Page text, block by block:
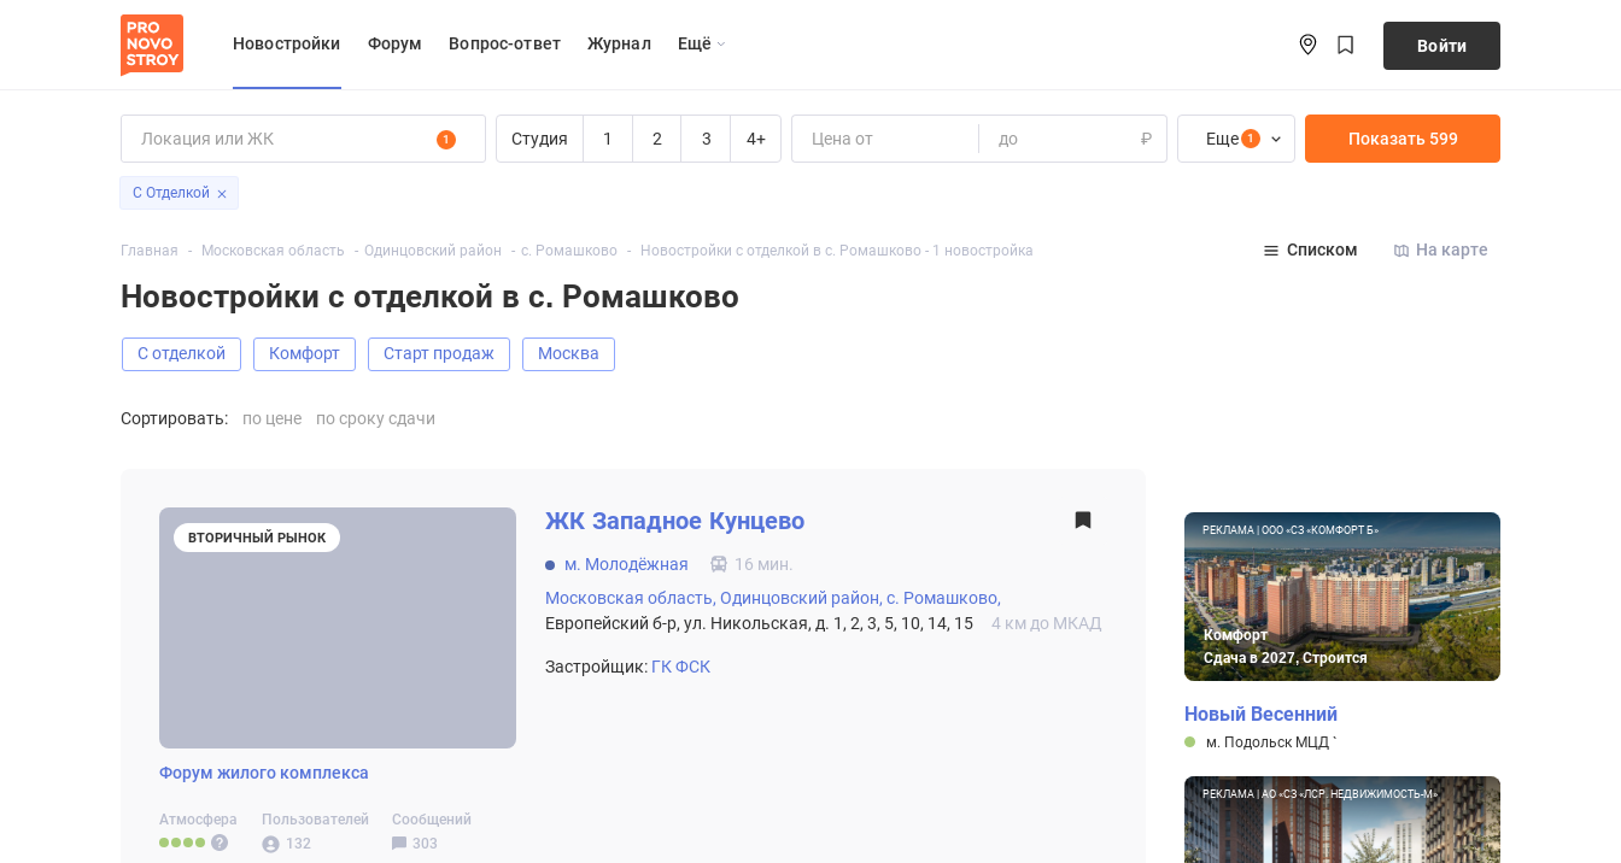
Новостройки Форум Вопрос-ответ Журнал Eщё Войти
1 Студия 1 2 3 4+ Цена от до ₽ Еще 1 Показать 599
С Отделкой
Списком На карте
Главная Московская область Одинцовский район с. Ромашково Новостройки с отделкой в с. Ромашково - 1 новостройка
Новостройки с отделкой в с. Ромашково
С отделкой Комфорт старт продаж Москва
Сортировать: по цене по сроку сдачи
ВТОРИЧНЫЙ РЫНОК
Форум жилого комплекса
Атмосфера
Пользователей
132
Сообщений
303
ЖК Западное Кунцево
м. Молодёжная
16 мин.
Московская область, Одинцовский район, с. Ромашково,
Европейский б-р, ул. Никольская, д. 1, 2, 3, 5, 10, 14, 15
4 км до МКАД
Застройщик: ГК ФСК
РЕКЛАМА | ООО «СЗ «КОМФОРТ Б»
Комфорт
Сдача в 2027, Строится
Новый Весенний
м. Подольск МЦД `
РЕКЛАМА | АО «СЗ «ЛСР. НЕДВИЖИМОСТЬ-М»